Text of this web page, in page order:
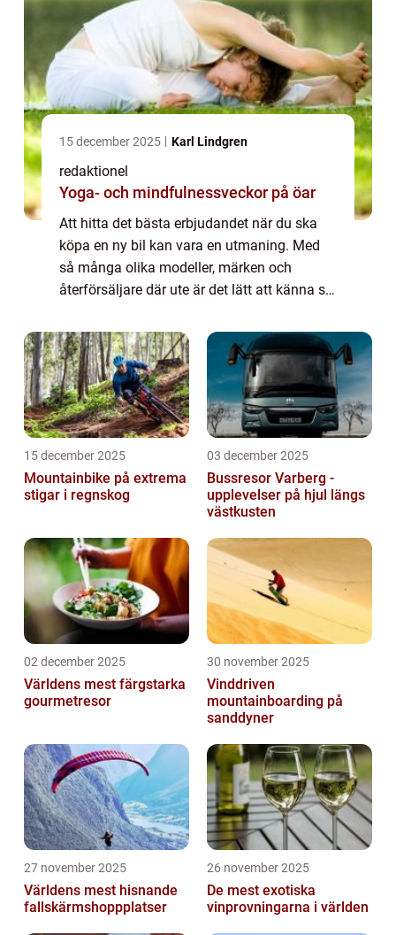
15 december 2025 Karl Lindgren
redaktionel
Yoga- och mindfulnessveckor på öar
Att hitta det bästa erbjudandet när du ska
köpa en ny bil kan vara en utmaning. Med
så många olika modeller, märken och
återförsäljare där ute är det lätt att känna sig
15 december 2025
Mountainbike på extrema
stigar i regnskog
03 december 2025
Bussresor Varberg -
upplevelser på hjul längs
västkusten
02 december 2025
Världens mest färgstarka
gourmetresor
30 november 2025
Vinddriven
mountainboarding på
sanddyner
27 november 2025
Världens mest hisnande
fallskärmshoppplatser
26 november 2025
De mest exotiska
vinprovningarna i världen